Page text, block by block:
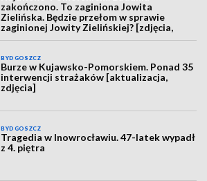
zakończono. To zaginiona Jowita
Zielińska. Będzie przełom w sprawie
zaginionej Jowity Zielińskiej? [zdjęcia,
wideo, aktualizacja]
BYDGOSZCZ
Burze w Kujawsko-Pomorskiem. Ponad 35
interwencji strażaków [aktualizacja,
zdjęcia]
BYDGOSZCZ
Tragedia w Inowrocławiu. 47-latek wypadł
z 4. piętra